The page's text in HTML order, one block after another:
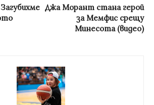
Джа Морант стана герой
за Мемфис срещу
Минесота (видео)